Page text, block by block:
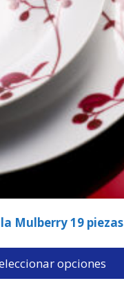
Mulberry 19 piezas
opciones